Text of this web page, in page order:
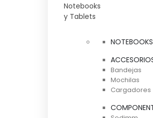
Notebooks
y Tablets
NOTEBOOKS
Bandejas
Mochilas
Cargadores